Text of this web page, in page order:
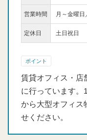
営業時間 月～金曜
定休日 土日祝日
ポイント
賃貸オフィス・店
に行っています。
から大型オフィス
せください。